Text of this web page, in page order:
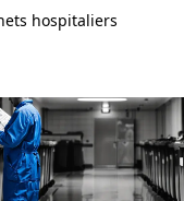
hospitaliers